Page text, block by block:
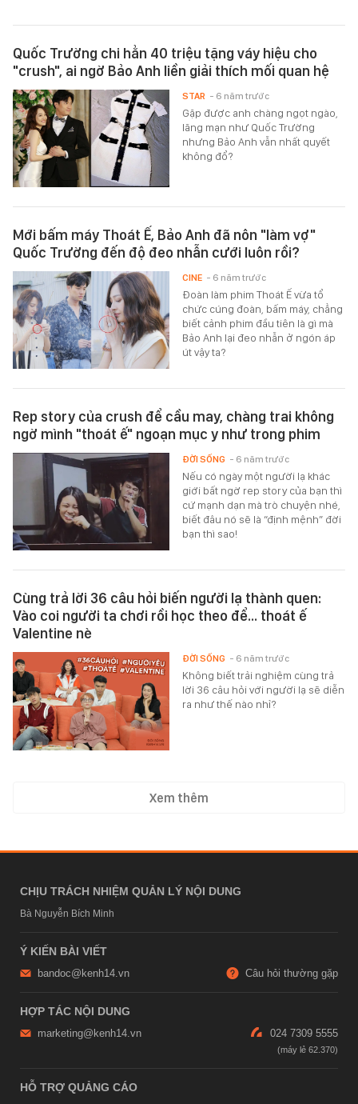
Quốc Trường chi hẳn 40 triệu tặng váy hiệu cho
"crush", ai ngờ Bảo Anh liền giải thích mối quan hệ
Gặp được anh chàng ngọt ngào,
lãng mạn như Quốc Trường
nhưng Bảo Anh vẫn nhất quyết
không đổ?
STAR - 6 năm trước
Mới bấm máy Thoát Ế, Bảo Anh đã nôn "làm vợ"
Quốc Trường đến độ đeo nhẫn cưới luôn rồi?
Đoàn làm phim Thoát Ế vừa tổ
chức cúng đoàn, bấm máy, chẳng
biết cảnh phim đầu tiên là gì mà
Bảo Anh lại đeo nhẫn ở ngón áp
út vậy ta?
CINE - 6 năm trước
Rep story của crush để cầu may, chàng trai không
ngờ mình "thoát ế" ngoạn mục y như trong phim
Nếu có ngày một người lạ khác
giới bất ngờ rep story của bạn thì
cứ mạnh dạn mà trò chuyện nhé,
biết đâu nó sẽ là “định mệnh” đời
bạn thì sao!
ĐỜI SỐNG - 6 năm trước
Cùng trả lời 36 câu hỏi biến người lạ thành quen:
Vào coi người ta chơi rồi học theo để... thoát ế
Valentine nè
Không biết trải nghiệm cùng trả
lời 36 câu hỏi với người lạ sẽ diễn
ra như thế nào nhỉ?
ĐỜI SỐNG - 6 năm trước
Xem thêm
CHỊU TRÁCH NHIỆM QUẢN LÝ NỘI DUNG
Bà Nguyễn Bích Minh
Ý KIẾN BÀI VIẾT
bandoc@kenh14.vn Câu hỏi thường gặp
HỢP TÁC NỘI DUNG
marketing@kenh14.vn 024 7309 5555
HỖ TRỢ QUẢNG CÁO